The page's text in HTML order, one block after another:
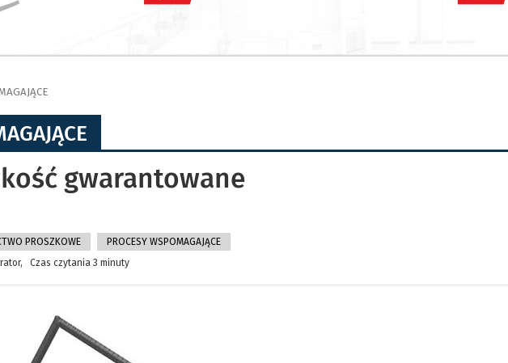
gwarantowane
PROSZKOWE
PROCESY WSPOMAGAJĄCE
Czas czytania 3 minuty